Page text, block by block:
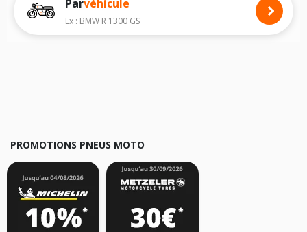
Nous recommandons de toujours monter des pneus moto avec les
dimensions homologuées par le constructeur.
Pour cela, veuillez sélectionner le modèle de votre motoSYM Sym50C
Parvéhicule
Ex : BMW R 1300 GS
PROMOTIONS PNEUS MOTO